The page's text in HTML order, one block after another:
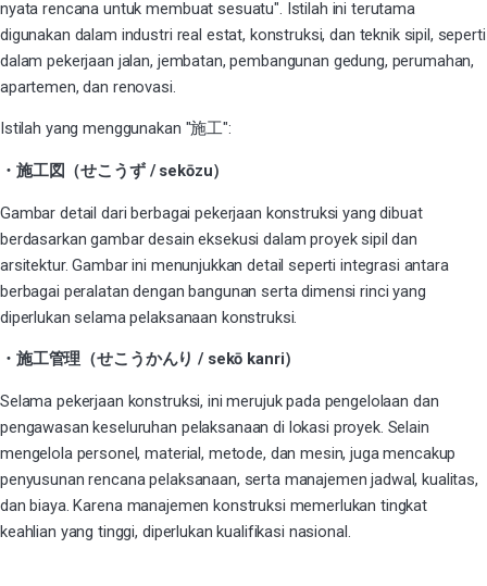
nyata rencana untuk membuat sesuatu". Istilah ini terutama
digunakan dalam industri real estat, konstruksi, dan teknik sipil, seperti
dalam pekerjaan jalan, jembatan, pembangunan gedung, perumahan,
apartemen, dan renovasi.
Istilah yang menggunakan "施工":
・施工図（せこうず / sekōzu）
Gambar detail dari berbagai pekerjaan konstruksi yang dibuat
berdasarkan gambar desain eksekusi dalam proyek sipil dan
arsitektur. Gambar ini menunjukkan detail seperti integrasi antara
berbagai peralatan dengan bangunan serta dimensi rinci yang
diperlukan selama pelaksanaan konstruksi.
・施工管理（せこうかんり / sekō kanri）
Selama pekerjaan konstruksi, ini merujuk pada pengelolaan dan
pengawasan keseluruhan pelaksanaan di lokasi proyek. Selain
mengelola personel, material, metode, dan mesin, juga mencakup
penyusunan rencana pelaksanaan, serta manajemen jadwal, kualitas,
dan biaya. Karena manajemen konstruksi memerlukan tingkat
keahlian yang tinggi, diperlukan kualifikasi nasional.